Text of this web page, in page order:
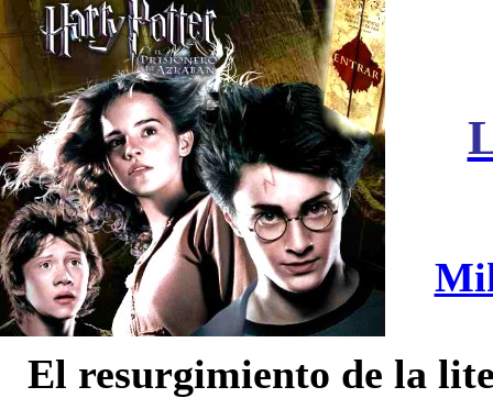
El resurgimiento de la